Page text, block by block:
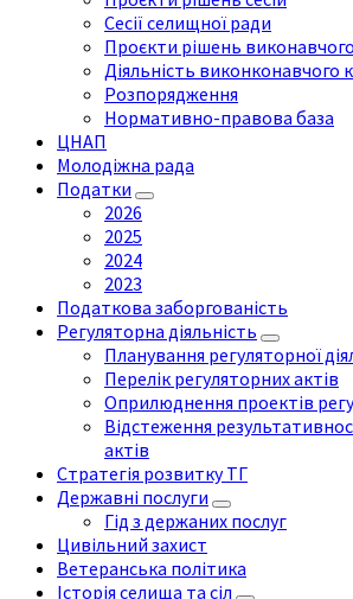
Сесії селищної ради
Проєкти рішень
Діяльність виконконавчого
Розпорядження
Нормативно-правова база
ЦНАП
Молодіжна рада
Податки
2026
2025
2024
2023
Податкова заборгованість
Регуляторна діяльність
Планування регуляторної
Перелік регуляторних актів
Оприлюднення проектів
Відстеження
актів
Стратегія розвитку ТГ
Державні послуги
Гід з держаних послуг
Цивільний захист
Ветеранська політика
Історія селища та сіл